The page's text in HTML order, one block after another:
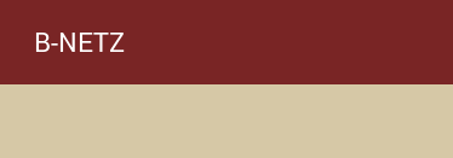
B-NETZ